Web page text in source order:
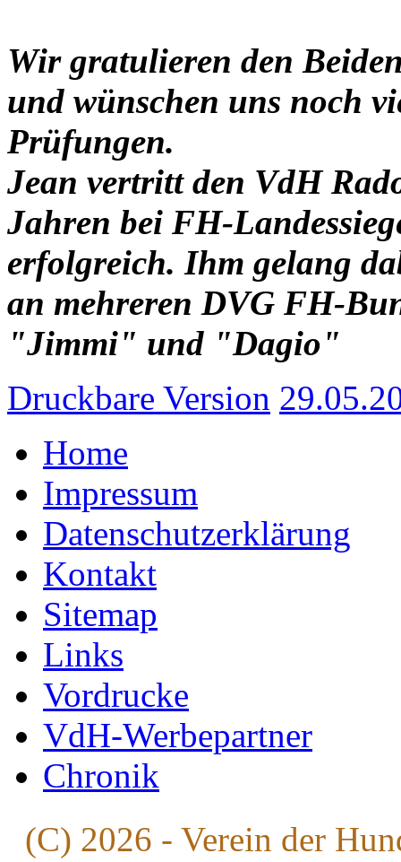
Wir gratulieren den
und wünschen uns noch
Prüfungen.
Jean vertritt den VdH
Jahren bei FH-
erfolgreich. Ihm gelang
an mehreren DVG FH-
"Jimmi" und "Dagio"
Druckbare Version
Home
Impressum
Datenschutzerklärung
Kontakt
Sitemap
Links
Vordrucke
VdH-Werbepartner
Chronik
(C) 2026 - Verein der